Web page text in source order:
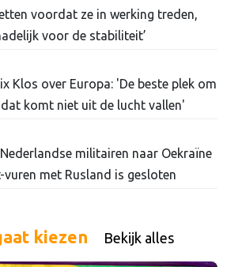
voordat ze in werking treden,
voor de stabiliteit’
Klos over Europa: 'De beste plek om
komt niet uit de lucht vallen'
militairen naar Oekraïne
met Rusland is gesloten
kiezen Bekijk alles